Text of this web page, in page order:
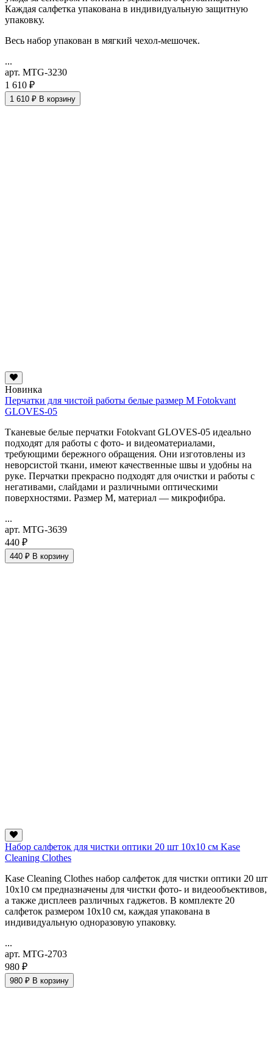
Каждая салфетка упакована в индивидуальную защитную
упаковку.
Весь набор упакован в мягкий чехол-мешочек.
...
арт. MTG-3230
1 610 ₽
1 610 ₽ В корзину
Новинка
Перчатки для чистой работы белые размер M Fotokvant
GLOVES-05
Тканевые белые перчатки Fotokvant GLOVES-05 идеально
подходят для работы с фото- и видеоматериалами,
требующими бережного обращения. Они изготовлены из
неворсистой ткани, имеют качественные швы и удобны на
руке. Перчатки прекрасно подходят для очистки и работы с
негативами, слайдами и различными оптическими
поверхностями. Размер M, материал — микрофибра.
...
арт. MTG-3639
440 ₽
440 ₽ В корзину
Набор салфеток для чистки оптики 20 шт 10х10 см Kase
Cleaning Clothes
Kase Cleaning Clothes набор салфеток для чистки оптики 20 шт
10х10 см предназначены для чистки фото- и видеообъективов,
а также дисплеев различных гаджетов. В комплекте 20
салфеток размером 10х10 см, каждая упакована в
индивидуальную одноразовую упаковку.
...
арт. MTG-2703
980 ₽
980 ₽ В корзину